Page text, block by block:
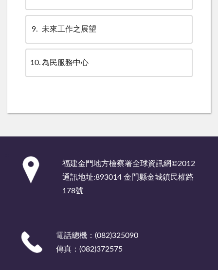
9 未來工作之展望
10 為民服務中心
福建金門地方檢察署全球資訊網©2012
通訊地址:893014 金門縣金城鎮民權路
178號
電話總機：(082)325090
傳真：(082)372575